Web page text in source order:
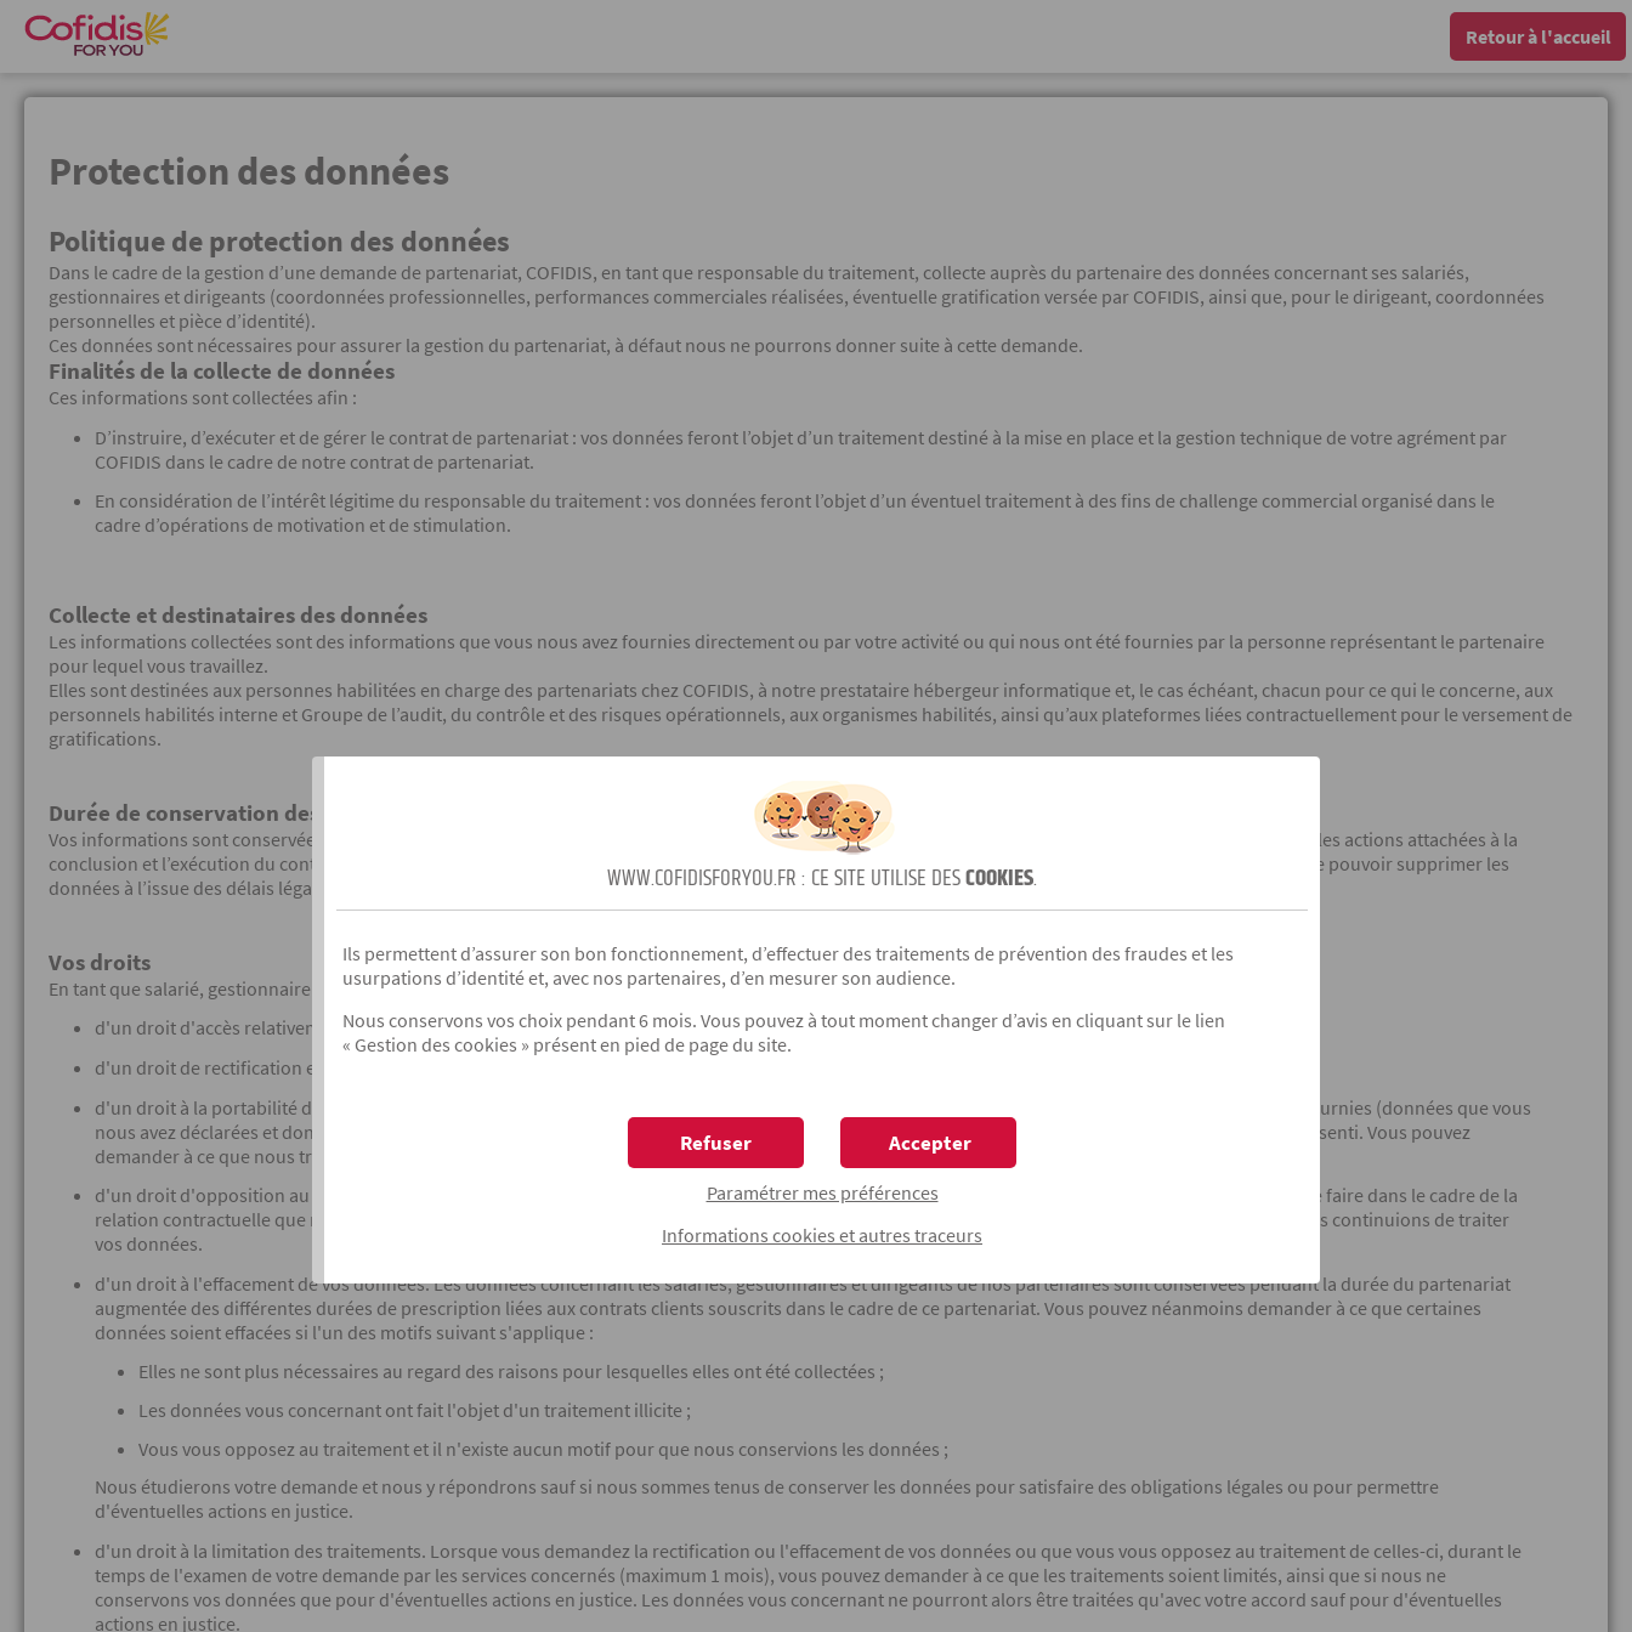
Retour à l'accueil
Protection des données
Politique de protection des données
Dans le cadre de la gestion d’une demande de partenariat, COFIDIS, en tant que responsable du traitement, collecte auprès du partenaire des données concernant ses salariés,
gestionnaires et dirigeants (coordonnées professionnelles, performances commerciales réalisées, éventuelle gratification versée par COFIDIS, ainsi que, pour le dirigeant, coordonnées
personnelles et pièce d’identité).
Ces données sont nécessaires pour assurer la gestion du partenariat, à défaut nous ne pourrons donner suite à cette demande.
Finalités de la collecte de données
Ces informations sont collectées afin :
D’instruire, d’exécuter et de gérer le contrat de partenariat : vos données feront l’objet d’un traitement destiné à la mise en place et la gestion technique de votre agrément par
COFIDIS dans le cadre de notre contrat de partenariat.
En considération de l’intérêt légitime du responsable du traitement : vos données feront l’objet d’un éventuel traitement à des fins de challenge commercial organisé dans le
cadre d’opérations de motivation et de stimulation.
Collecte et destinataires des données
Les informations collectées sont des informations que vous nous avez fournies directement ou par votre activité ou qui nous ont été fournies par la personne représentant le partenaire
pour lequel vous travaillez.
Elles sont destinées aux personnes habilitées en charge des partenariats chez COFIDIS, à notre prestataire hébergeur informatique et, le cas échéant, chacun pour ce qui le concerne, aux
personnels habilités interne et Groupe de l’audit, du contrôle et des risques opérationnels, aux organismes habilités, ainsi qu’aux plateformes liées contractuellement pour le versement de
gratifications.
Durée de conservation des données
Vos informations sont conservées pendant toute la durée de relation contractuelle avec le partenaire, jusqu’à extinction des délais de prescription de toutes les actions attachées à la
conclusion et l’exécution du contrat ou pour satisfaire, le cas échéant, à toute obligation liée au traitement de ces données qui s’imposerait à COFIDIS. Afin de pouvoir supprimer les
données à l’issue des délais légaux, le partenaire s’engage à informer COFIDIS du départ de tout collaborateur.
Vos droits
En tant que salarié, gestionnaire ou dirigeant du partenaire, vous disposez :
d'un droit d'accès relativement à l'ensemble des données vous concernant faisant l'objet d'un traitement par nos services.
d'un droit de rectification en cas de données erronées.
d'un droit à la portabilité de vos données. Vous pouvez demander à recevoir dans un format lisible par une machine les données que vous nous avez fournies (données que vous
nous avez déclarées et données générées par votre activité) si le traitement de ces données est nécessaire à l'exécution du contrat ou si vous y avez consenti. Vous pouvez
demander à ce que nous transmettions directement les données à un autre responsable de traitement.
d'un droit d'opposition au traitement. Vous pouvez vous opposer à ce que nous traitions les données vous concernant sauf si nous sommes tenus de le faire dans le cadre de la
relation contractuelle que nous entretenons avec vous, pour d'éventuelles actions en justice et s'il existe des motifs impérieux et légitimes à ce que nous continuions de traiter
vos données.
d'un droit à l'effacement de vos données. Les données concernant les salariés, gestionnaires et dirigeants de nos partenaires sont conservées pendant la durée du partenariat
augmentée des différentes durées de prescription liées aux contrats clients souscrits dans le cadre de ce partenariat. Vous pouvez néanmoins demander à ce que certaines
données soient effacées si l'un des motifs suivant s'applique :
Elles ne sont plus nécessaires au regard des raisons pour lesquelles elles ont été collectées ;
Les données vous concernant ont fait l'objet d'un traitement illicite ;
Vous vous opposez au traitement et il n'existe aucun motif pour que nous conservions les données ;
Nous étudierons votre demande et nous y répondrons sauf si nous sommes tenus de conserver les données pour satisfaire des obligations légales ou pour permettre
d'éventuelles actions en justice.
d'un droit à la limitation des traitements. Lorsque vous demandez la rectification ou l'effacement de vos données ou que vous vous opposez au traitement de celles-ci, durant le
temps de l'examen de votre demande par les services concernés (maximum 1 mois), vous pouvez demander à ce que les traitements soient limités, ainsi que si nous ne
conservons vos données que pour d'éventuelles actions en justice. Les données vous concernant ne pourront alors être traitées qu'avec votre accord sauf pour d'éventuelles
actions en justice.
WWW.COFIDISFORYOU.FR : CE SITE UTILISE DESCOOKIES.
Ils permettent d’assurer son bon fonctionnement, d’effectuer des traitements de prévention des fraudes et les
usurpations d’identité et, avec nos partenaires, d’en mesurer son audience.
Nous conservons vos choix pendant 6 mois. Vous pouvez à tout moment changer d’avis en cliquant sur le lien
« Gestion des cookies » présent en pied de page du site.
Accepter
Refuser
Paramétrer mes préférences
Informations cookies et autres traceurs